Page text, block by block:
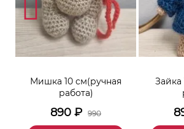
Мишка 10 см(ручная
работа)
890 ₽ 990
Зайка